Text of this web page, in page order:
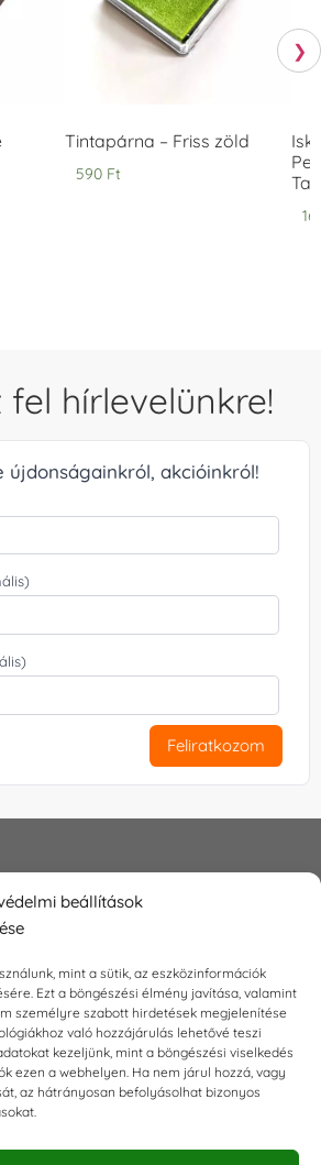
beállítások
mint a sütik, az eszközinformációk
Ezt a böngészési élmény javítása, valamint
személyre szabott hirdetések megjelenítése
való hozzájárulás lehetővé teszi
kezeljünk, mint a böngészési viselkedés
ezen a webhelyen. Ha nem járul hozzá, vagy
az hátrányosan befolyásolhat bizonyos
Tintapárna – Friss zöld
590 Ft
❯
fel hírlevelünkre!
újdonságainkról, akcióinkról!
Feliratkozom
feltételek